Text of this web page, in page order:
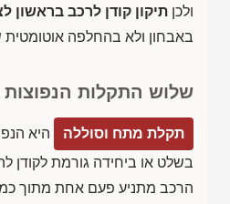
ולכן תיקון קודן לרכב בראשון
באבחון ולא בהחלפה אוטומטית
שלוש התקלות הנפוצות
תקלת מתח וסוללה
היא
בשלט או ביחידה גורמת לקודן
הרכב מתניע פעם אחת מתוך כמה